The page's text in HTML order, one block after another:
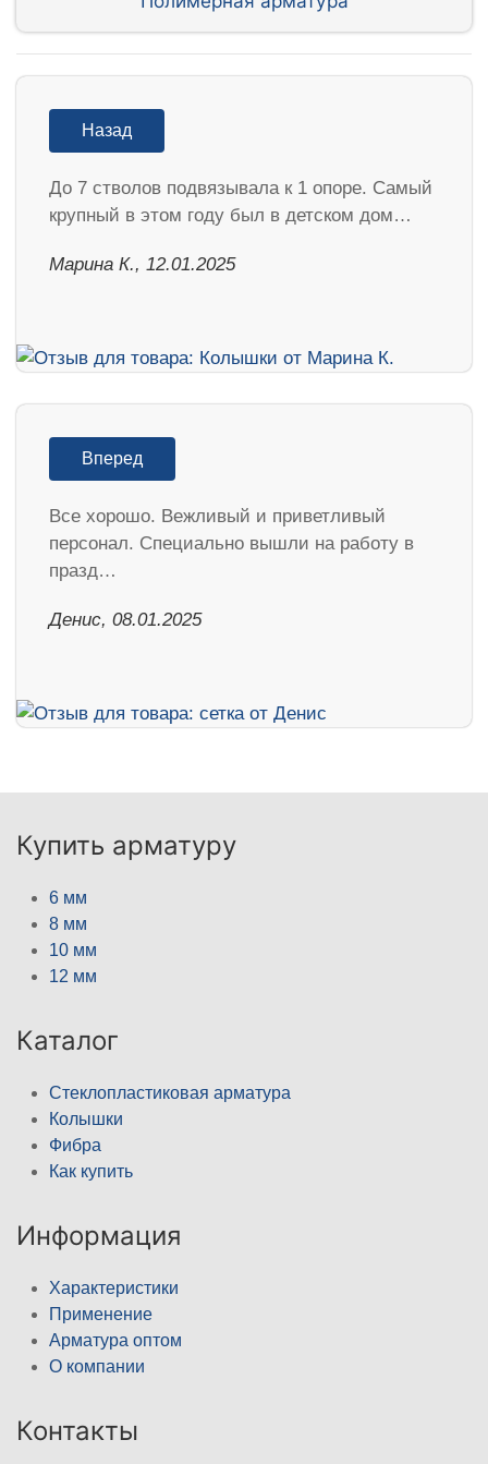
Назад
До 7 стволов подвязывала к 1 опоре. Самый
крупный в этом году был в детском дом…
Марина К., 12.01.2025
Вперед
Все хорошо. Вежливый и приветливый
персонал. Специально вышли на работу в
празд…
Денис, 08.01.2025
Купить арматуру
6 мм
8 мм
10 мм
12 мм
Каталог
Стеклопластиковая арматура
Колышки
Фибра
Как купить
Информация
Характеристики
Применение
Арматура оптом
О компании
Контакты